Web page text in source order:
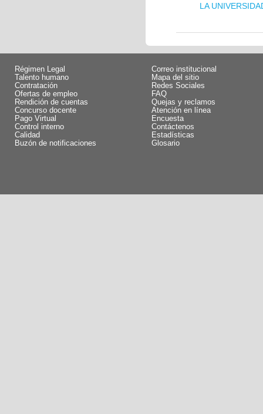
LA
Régimen Legal
Talento humano
Contratación
Ofertas de empleo
Rendición de cuentas
Concurso docente
Pago Virtual
Control interno
Calidad
Buzón de notificaciones
Correo institucional
Mapa del sitio
Redes Sociales
FAQ
Quejas y reclamos
Atención en línea
Encuesta
Contáctenos
Estadísticas
Glosario